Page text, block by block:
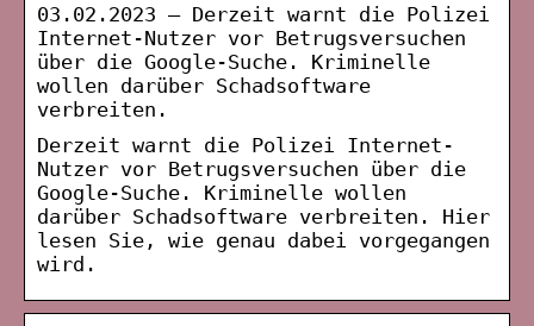
03.02.2023 — Derzeit warnt die Polizei
Internet-Nutzer vor Betrugsversuchen
über die Google-Suche. Kriminelle
wollen darüber Schadsoftware
verbreiten.
Derzeit warnt die Polizei Internet-
Nutzer vor Betrugsversuchen über die
Google-Suche. Kriminelle wollen
darüber Schadsoftware verbreiten. Hier
lesen Sie, wie genau dabei vorgegangen
wird.